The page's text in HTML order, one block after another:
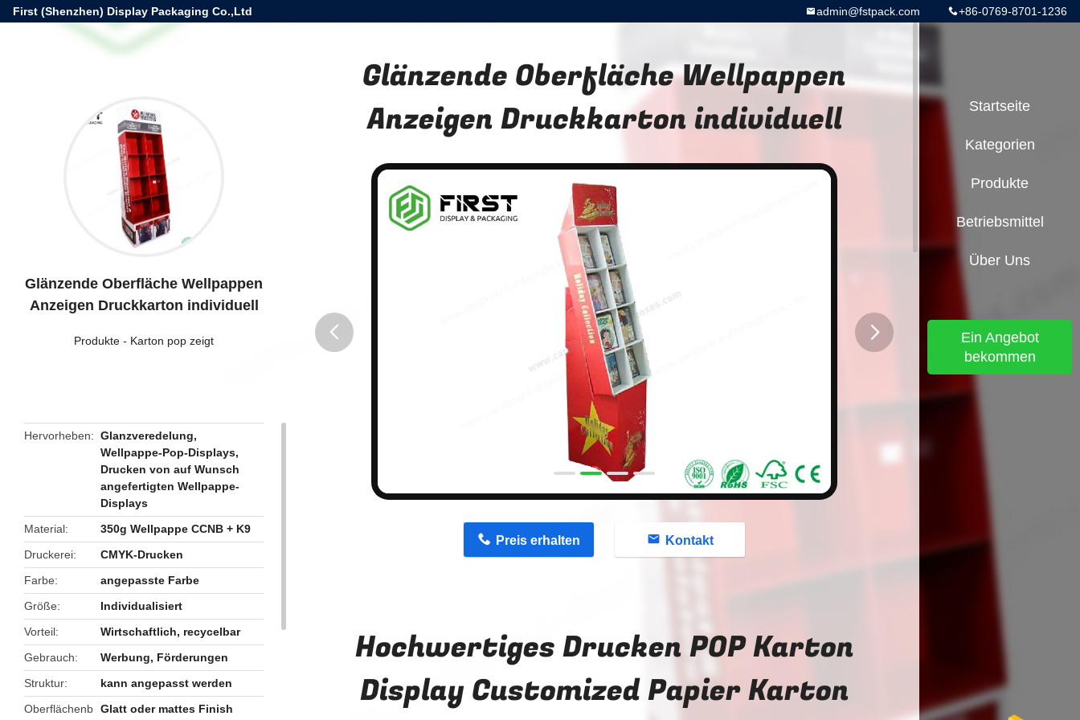
First (Shenzhen) Display Packaging Co.,Ltd +86-0769-8701-1236
admin@fstpack.com
Glänzende Oberfläche Wellpappen
Anzeigen Druckkarton individuell
Produkte - Karton pop zeigt
Hervorheben Glanzveredelung,
Wellpappe-Pop-Displays,
Drucken von auf Wunsch
angefertigten Wellpappe-
Displays
Material
350g Wellpappe CCNB + K9
Druckerei
CMYK-Drucken
Farbe
angepasste Farbe
Größe
Individualisiert
Vorteil
Wirtschaftlich, recycelbar
Gebrauch
Werbung, Förderungen
Struktur
kann angepasst werden
Oberflächenb Glatt oder mattes Finish
Glänzende Oberfläche Wellpappen
Anzeigen Druckkarton individuell
Preis erhalten Kontakt
Hochwertiges Drucken POP Karton
Display Customized Papier Karton
Startseite
Kategorien
Produkte
Betriebsmittel
Über Uns
Ein Angebot
bekommen